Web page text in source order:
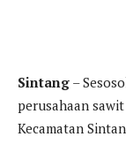
Sintang –
perusahaan
Kecamatan